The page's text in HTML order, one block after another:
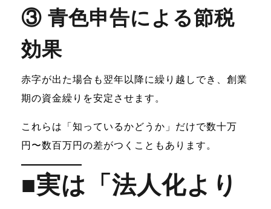
③ 青色申告による節税
効果
赤字が出た場合も翌年以降に繰り越しでき、創業
期の資金繰りを安定させます。
これらは「知っているかどうか」だけで数十万
円〜数百万円の差がつくこともあります。
■実は「法人化より